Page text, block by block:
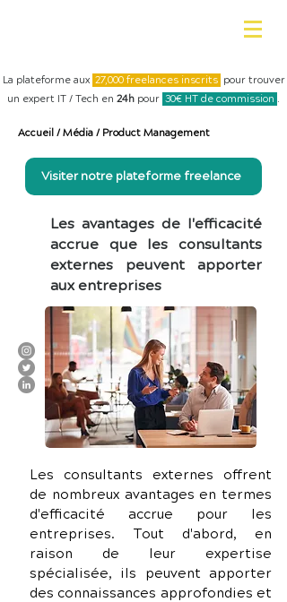
La plateforme aux 27,000 freelances inscrits pour trouver
un expert IT / Tech en 24h pour 30€ HT de commission .
Accueil / Média / Product Management
Visiter notre plateforme freelance
Les avantages de l'efficacité
accrue que les consultants
externes peuvent apporter
aux entreprises
Les consultants externes offrent
de nombreux avantages en termes
d'efficacité accrue pour les
entreprises. Tout d'abord, en
raison de leur expertise
spécialisée, ils peuvent apporter
des connaissances approfondies et